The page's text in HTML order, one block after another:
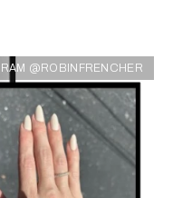
@ROBINFRENCHER